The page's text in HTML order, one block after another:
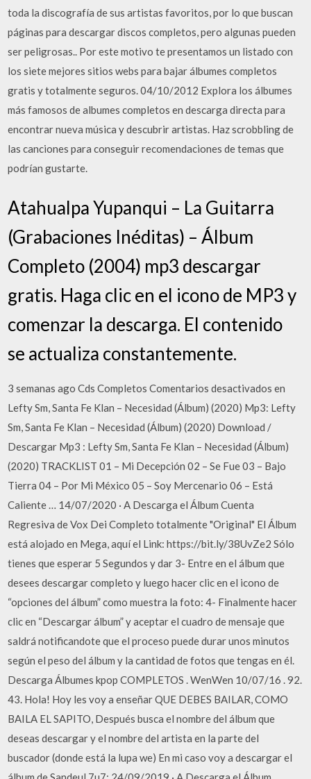
toda la discografía de sus artistas favoritos, por lo que buscan
páginas para descargar discos completos, pero algunas pueden
ser peligrosas.. Por este motivo te presentamos un listado con
los siete mejores sitios webs para bajar álbumes completos
gratis y totalmente seguros. 04/10/2012 Explora los álbumes
más famosos de albumes completos en descarga directa para
encontrar nueva música y descubrir artistas. Haz scrobbling de
las canciones para conseguir recomendaciones de temas que
podrían gustarte.
Atahualpa Yupanqui – La Guitarra
(Grabaciones Inéditas) – Álbum
Completo (2004) mp3 descargar
gratis. Haga clic en el icono de MP3 y
comenzar la descarga. El contenido
se actualiza constantemente.
3 semanas ago Cds Completos Comentarios desactivados en
Lefty Sm, Santa Fe Klan – Necesidad (Álbum) (2020) Mp3: Lefty
Sm, Santa Fe Klan – Necesidad (Álbum) (2020) Download /
Descargar Mp3 : Lefty Sm, Santa Fe Klan – Necesidad (Álbum)
(2020) TRACKLIST 01 – Mi Decepción 02 – Se Fue 03 – Bajo
Tierra 04 – Por Mi México 05 – Soy Mercenario 06 – Está
Caliente … 14/07/2020 · A Descarga el Álbum Cuenta
Regresiva de Vox Dei Completo totalmente "Original" El Álbum
está alojado en Mega, aquí el Link: https://bit.ly/38UvZe2 Sólo
tienes que esperar 5 Segundos y dar 3- Entre en el álbum que
desees descargar completo y luego hacer clic en el icono de
“opciones del álbum” como muestra la foto: 4- Finalmente hacer
clic en “Descargar álbum” y aceptar el cuadro de mensaje que
saldrá notificandote que el proceso puede durar unos minutos
según el peso del álbum y la cantidad de fotos que tengas en él.
Descarga Álbumes kpop COMPLETOS . WenWen 10/07/16 . 92.
43. Hola! Hoy les voy a enseñar QUE DEBES BAILAR, COMO
BAILA EL SAPITO, Después busca el nombre del álbum que
deseas descargar y el nombre del artista en la parte del
buscador (donde está la lupa we) En mi caso voy a descargar el